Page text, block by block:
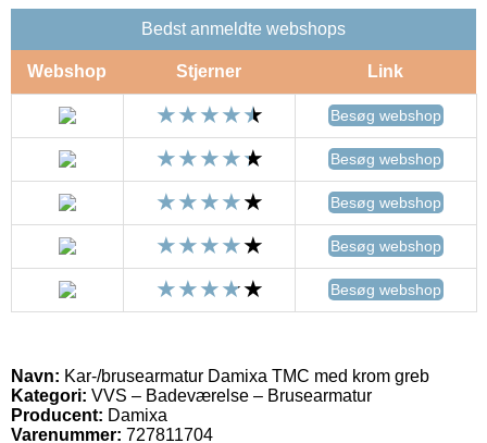
Bedst anmeldte webshops
Webshop Stjerner Link
Besøg webshop
Besøg webshop
Besøg webshop
Besøg webshop
Besøg webshop
Navn: Kar-/brusearmatur Damixa TMC med krom greb
Kategori: VVS – Badeværelse – Brusearmatur
Producent: Damixa
Varenummer: 727811704